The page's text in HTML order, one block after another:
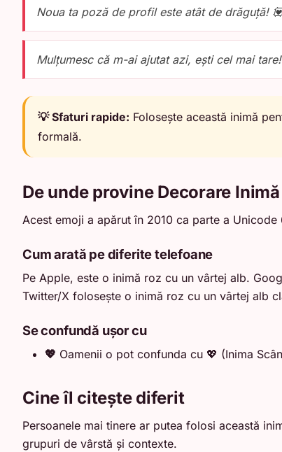
Noua ta poză de profil este atât de drăguță!
Mulțumesc că m-ai ajutat azi, ești cel mai
💡 Sfaturi rapide: Folosește această inimă
formală.
De unde provine Decorare Inimă
Acest emoji a apărut în 2010 ca parte a
Cum arată pe diferite telefoane
Pe Apple, este o inimă roz cu un vârtej alb.
Twitter/X folosește o inimă roz cu un vârtej alb
Se confundă ușor cu
💖 Oamenii o pot confunda cu 💖 (Inima
Cine îl citește diferit
Persoanele mai tinere ar putea folosi această
grupuri de vârstă și contexte.